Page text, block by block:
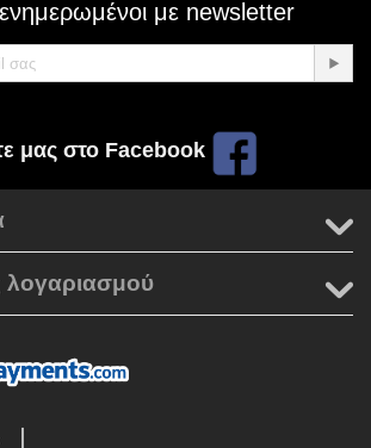
ενημερωμένοι με newsletter
μας στο Facebook
λογαριασμού